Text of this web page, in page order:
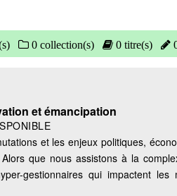
0 collection(s) 0 titre(s)
et émancipation
et les enjeux politiques,
que nous assistons à la
gestionnaires qui impactent